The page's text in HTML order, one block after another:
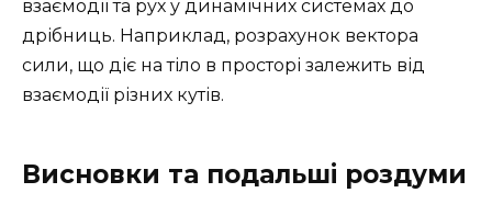
взаємодії та рух у динамічних системах до
дрібниць. Наприклад, розрахунок вектора
сили, що діє на тіло в просторі залежить від
взаємодії різних кутів.
Висновки та подальші роздуми